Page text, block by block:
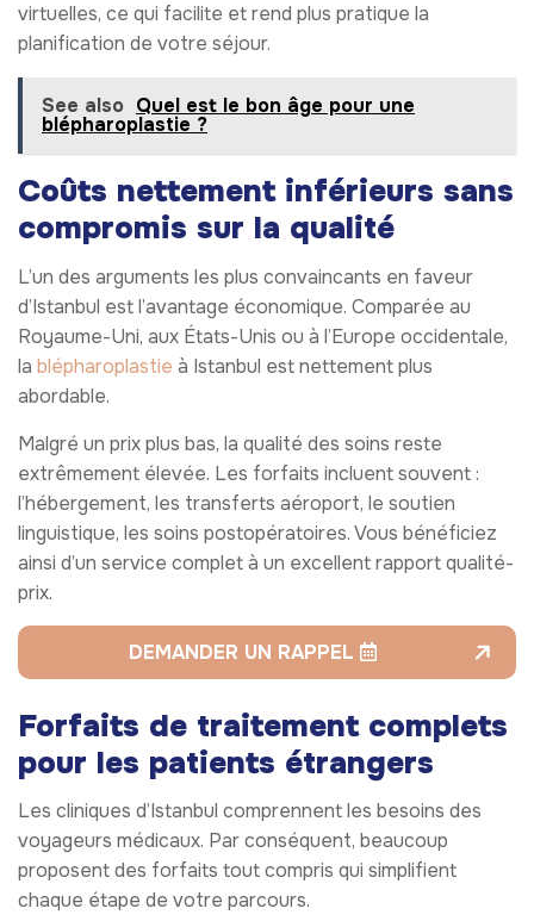
virtuelles, ce qui facilite et rend plus pratique la
planification de votre séjour.
See also Quel est le bon âge pour une
blépharoplastie ?
Coûts nettement inférieurs sans
compromis sur la qualité
L’un des arguments les plus convaincants en faveur
d’Istanbul est l’avantage économique. Comparée au
Royaume-Uni, aux États-Unis ou à l’Europe occidentale,
la blépharoplastie à Istanbul est nettement plus
abordable.
Malgré un prix plus bas, la qualité des soins reste
extrêmement élevée. Les forfaits incluent souvent :
l’hébergement, les transferts aéroport, le soutien
linguistique, les soins postopératoires. Vous bénéficiez
ainsi d’un service complet à un excellent rapport qualité-
prix.
DEMANDER UN RAPPEL
Forfaits de traitement complets
pour les patients étrangers
Les cliniques d’Istanbul comprennent les besoins des
voyageurs médicaux. Par conséquent, beaucoup
proposent des forfaits tout compris qui simplifient
chaque étape de votre parcours.